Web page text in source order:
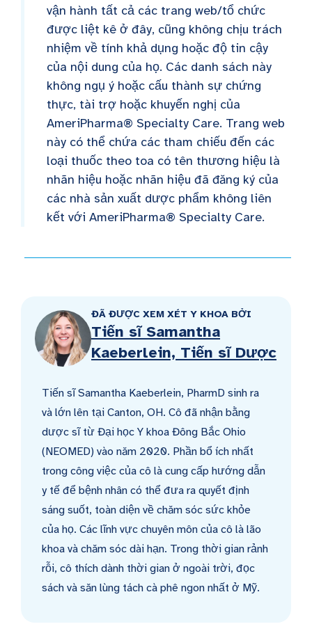
vận hành tất cả các trang web/tổ chức
được liệt kê ở đây, cũng không chịu trách
nhiệm về tính khả dụng hoặc độ tin cậy
của nội dung của họ. Các danh sách này
không ngụ ý hoặc cấu thành sự chứng
thực, tài trợ hoặc khuyến nghị của
AmeriPharma® Specialty Care. Trang web
này có thể chứa các tham chiếu đến các
loại thuốc theo toa có tên thương hiệu là
nhãn hiệu hoặc nhãn hiệu đã đăng ký của
các nhà sản xuất dược phẩm không liên
kết với AmeriPharma® Specialty Care.
ĐÃ ĐƯỢC XEM XÉT Y KHOA BỞI
Tiến sĩ Samantha
Kaeberlein, Tiến sĩ Dược
Tiến sĩ Samantha Kaeberlein, PharmD sinh ra
và lớn lên tại Canton, OH. Cô đã nhận bằng
dược sĩ từ Đại học Y khoa Đông Bắc Ohio
(NEOMED) vào năm 2020. Phần bổ ích nhất
trong công việc của cô là cung cấp hướng dẫn
y tế để bệnh nhân có thể đưa ra quyết định
sáng suốt, toàn diện về chăm sóc sức khỏe
của họ. Các lĩnh vực chuyên môn của cô là lão
khoa và chăm sóc dài hạn. Trong thời gian rảnh
rỗi, cô thích dành thời gian ở ngoài trời, đọc
sách và săn lùng tách cà phê ngon nhất ở Mỹ.